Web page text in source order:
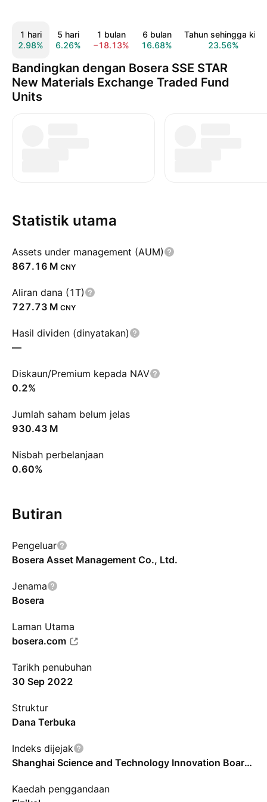
1 hari
2.98%
5 hari
6.26%
1 bulan
−18.13%
6 bulan
16.68%
Tahun sehingga kini
23.56%
Bandingkan dengan Bosera SSE STAR
New Materials Exchange Traded Fund
Units
Statistik utama
Assets under management (AUM)
‪867.16 M‬ CNY
Aliran dana (1T)
‪727.73 M‬ CNY
Hasil dividen (dinyatakan)
—
Diskaun/Premium kepada NAV
0.2%
Jumlah saham belum jelas
‪930.43 M‬
Nisbah perbelanjaan
0.60%
Butiran
Pengeluar
Bosera Asset Management Co., Ltd.
Jenama
Bosera
Laman Utama
bosera.com
Tarikh penubuhan
30 Sep 2022
Struktur
Dana Terbuka
Indeks dijejak
Shanghai Science and Technology Innovation Board New Materials Index - CNY - Benchmark TR Gross
Kaedah penggandaan